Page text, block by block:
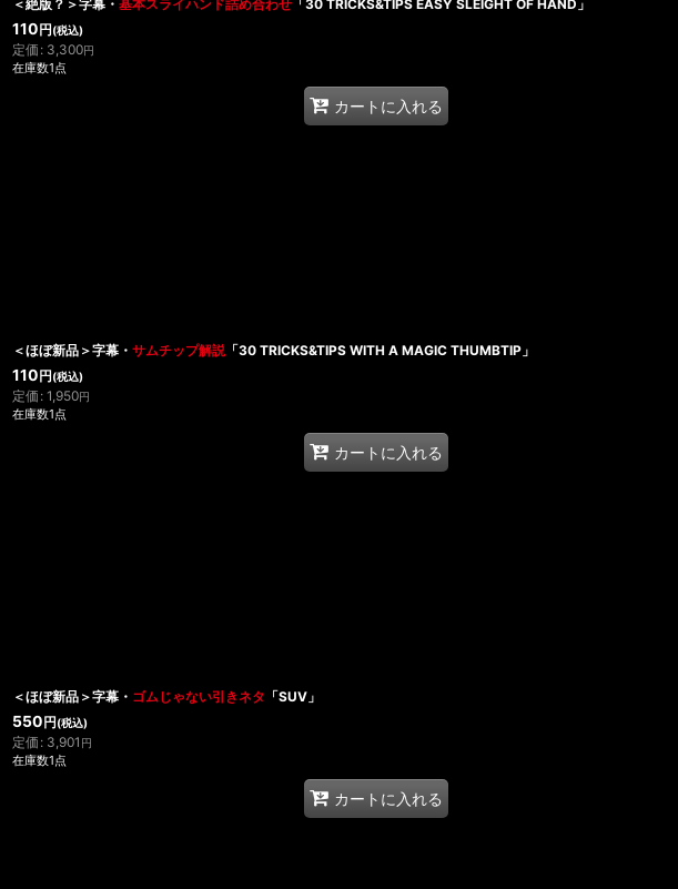
＜絶版？＞字幕・ 基本スライハンド詰め合わせ 「30 TRICKS&TIPS EASY SLEIGHT OF HAND」
110 円 (税込)
定価 : 3,300円
在庫数1点
カートに入れる
＜ほぼ新品＞字幕・ サムチップ解説「30 TRICKS&TIPS WITH A MAGIC THUMBTIP」
110 円 (税込)
定価 : 1,950円
在庫数1点
カートに入れる
＜ほぼ新品＞字幕・ ゴムじゃない引きネタ 「SUV」
550 円 (税込)
定価 : 3,901 円
在庫数1点
カートに入れる